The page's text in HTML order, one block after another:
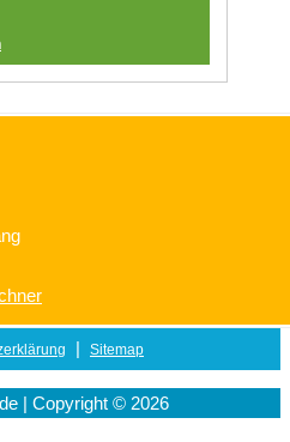
| Sitemap
| Copyright © 2026